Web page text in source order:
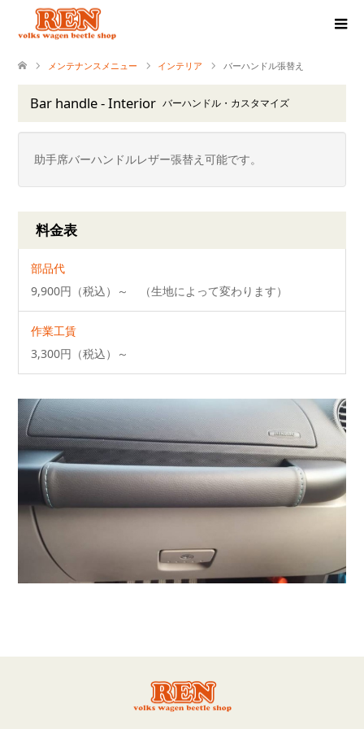
メンテナンスメニュー インテリア バーハンドル張替え
Bar handle - Interior バーハンドル・カスタマイズ
助手席バーハンドルレザー張替え可能です。
料金表
部品代
9,900円（税込）～ （生地によって変わります）
作業工賃
3,300円（税込）～